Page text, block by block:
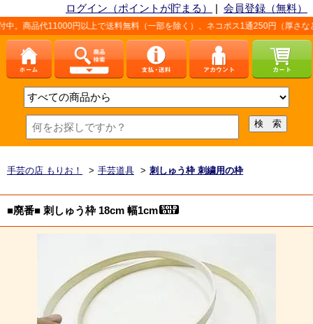
ログイン（ポイントが貯まる） | 会員登録（無料）
円以上で送料無料（一部を除く）、ネコポス1通250円（厚さなど条件あり
手芸の店 もりお！ > 手芸道具 > 刺しゅう枠 刺繍用の枠
■廃番■ 刺しゅう枠 18cm 幅1cm